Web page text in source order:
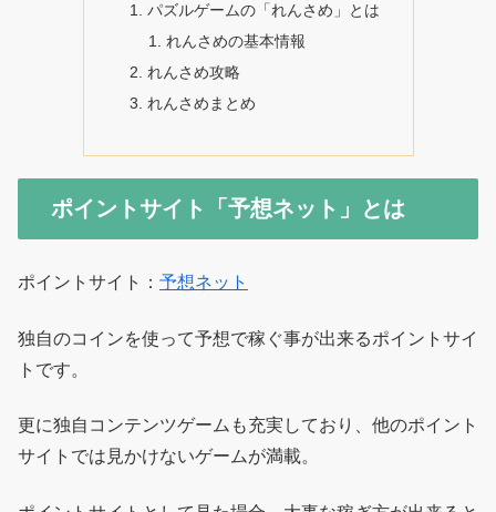
パズルゲームの「れんさめ」とは
れんさめの基本情報
れんさめ攻略
れんさめまとめ
ポイントサイト「予想ネット」とは
ポイントサイト： 予想ネット
独自のコインを使って予想で稼ぐ事が出来るポイントサイ
トです。
更に独自コンテンツゲームも充実しており、他のポイント
サイトでは見かけないゲームが満載。